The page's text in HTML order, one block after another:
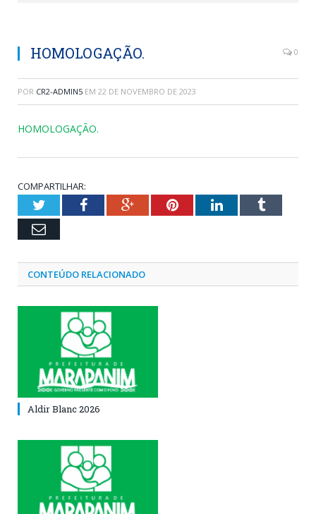
HOMOLOGAÇÃO. 0
POR CR2-ADMIN5 EM 22 DE NOVEMBRO DE 2023
HOMOLOGAÇÃO.
COMPARTILHAR:
TwitterFacebookGoogle+PinterestLinkedInTumblr
Email
CONTEÚDO RELACIONADO
Aldir Blanc 2026